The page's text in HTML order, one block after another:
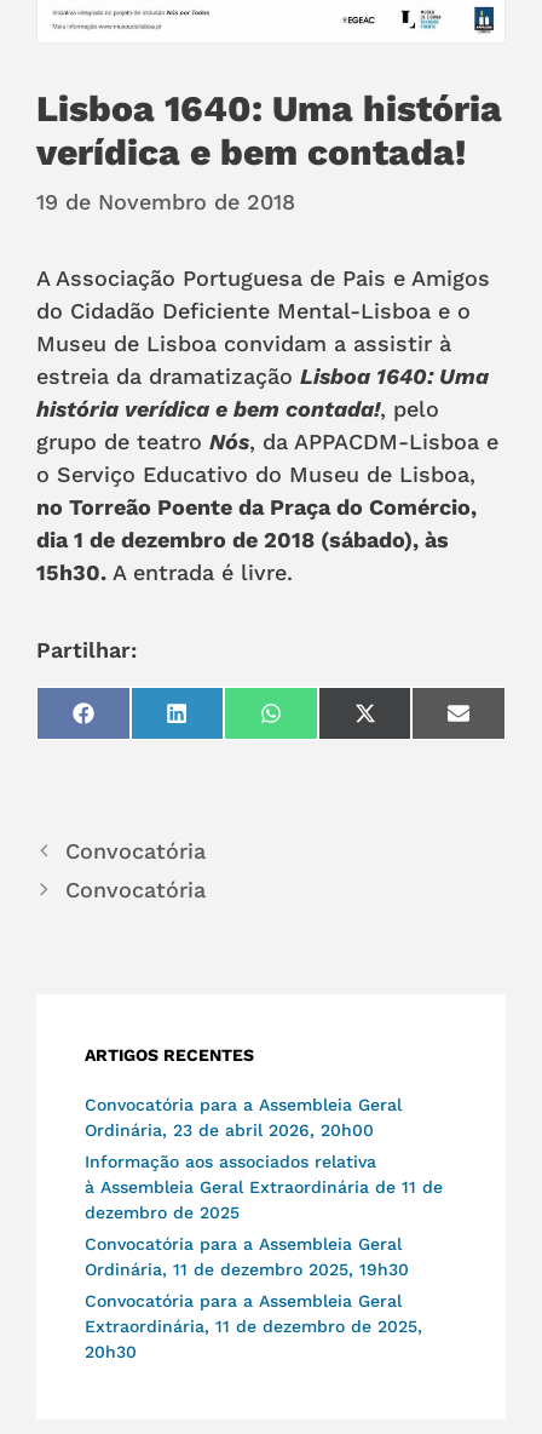
Lisboa 1640: Uma história
verídica e bem contada!
19 de Novembro de 2018
A Associação Portuguesa de Pais e Amigos
do Cidadão Deficiente Mental-Lisboa e o
Museu de Lisboa convidam a assistir à
estreia da dramatização Lisboa 1640: Uma
história verídica e bem contada!, pelo
grupo de teatro Nós, da APPACDM-Lisboa e
o Serviço Educativo do Museu de Lisboa,
no Torreão Poente da Praça do Comércio,
dia 1 de dezembro de 2018 (sábado), às
15h30. A entrada é livre.
Partilhar:
Share
on
Share
on
Share
on
Share
on
Share
on
Convocatória
Convocatória
ARTIGOS RECENTES
Convocatória para a Assembleia Geral
Ordinária, 23 de abril 2026, 20h00
Informação aos associados relativa
à Assembleia Geral Extraordinária de 11 de
dezembro de 2025
Convocatória para a Assembleia Geral
Ordinária, 11 de dezembro 2025, 19h30
Convocatória para a Assembleia Geral
Extraordinária, 11 de dezembro de 2025,
20h30